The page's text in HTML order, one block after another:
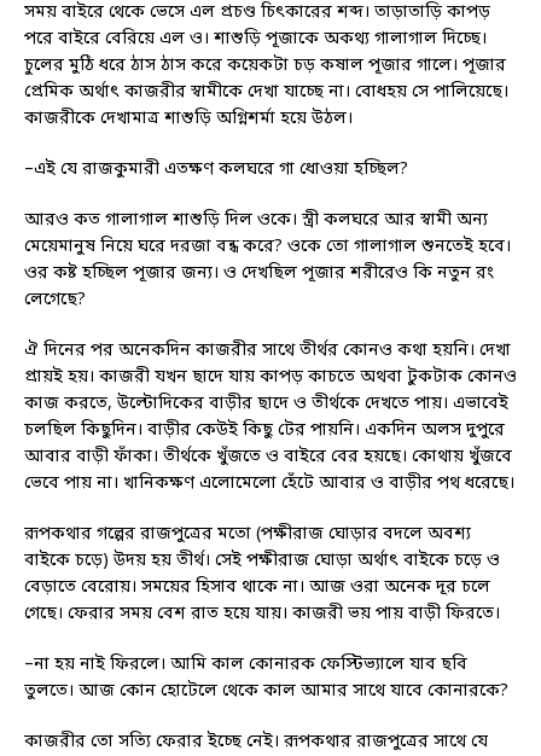
সময় বাইরে থেকে ভেসে এল প্রচণ্ড চিৎকারের শব্দ। তাড়াতাড়ি কাপড়
পরে বাইরে বেরিয়ে এল ও। শাশুড়ি পূজাকে অকথ্য গালাগাল দিচ্ছে।
চুলের মুঠি ধরে ঠাস ঠাস করে কয়েকটা চড় কষাল পূজার গালে। পূজার
প্রেমিক অর্থাৎ কাজরীর স্বামীকে দেখা যাচ্ছে না। বোধহয় সে পালিয়েছে।
কাজরীকে দেখামাত্র শাশুড়ি অগ্নিশর্মা হয়ে উঠল।
–এই যে রাজকুমারী এতক্ষণ কলঘরে গা ধোওয়া হচ্ছিল?
আরও কত গালাগাল শাশুড়ি দিল ওকে। স্ত্রী কলঘরে আর স্বামী অন্য
মেয়েমানুষ নিয়ে ঘরে দরজা বন্ধ করে? ওকে তো গালাগাল শুনতেই হবে।
ওর কষ্ট হচ্ছিল পূজার জন্য। ও দেখছিল পূজার শরীরেও কি নতুন রং
লেগেছে?
ঐ দিনের পর অনেকদিন কাজরীর সাথে তীর্থর কোনও কথা হয়নি। দেখা
প্রায়ই হয়। কাজরী যখন ছাদে যায় কাপড় কাচতে অথবা টুকটাক কোনও
কাজ করতে, উল্টোদিকের বাড়ীর ছাদে ও তীর্থকে দেখতে পায়। এভাবেই
চলছিল কিছুদিন। বাড়ীর কেউই কিছু টের পায়নি। একদিন অলস দুপুরে
আবার বাড়ী ফাঁকা। তীর্থকে খুঁজতে ও বাইরে বের হয়ছে। কোথায় খুঁজবে
ভেবে পায় না। খানিকক্ষণ এলোমেলো হেঁটে আবার ও বাড়ীর পথ ধরেছে।
রূপকথার গল্পের রাজপুত্রের মতো (পক্ষীরাজ ঘোড়ার বদলে অবশ্য
বাইকে চড়ে) উদয় হয় তীর্থ। সেই পক্ষীরাজ ঘোড়া অর্থাৎ বাইকে চড়ে ও
বেড়াতে বেরোয়। সময়ের হিসাব থাকে না। আজ ওরা অনেক দূর চলে
গেছে। ফেরার সময় বেশ রাত হয়ে যায়। কাজরী ভয় পায় বাড়ী ফিরতে।
–না হয় নাই ফিরলে। আমি কাল কোনারক ফেস্টিভ্যালে যাব ছবি
তুলতে। আজ কোন হোটেলে থেকে কাল আমার সাথে যাবে কোনারকে?
কাজরীর তো সত্যি ফেরার ইচ্ছে নেই। রূপকথার রাজপুত্রের সাথে যে